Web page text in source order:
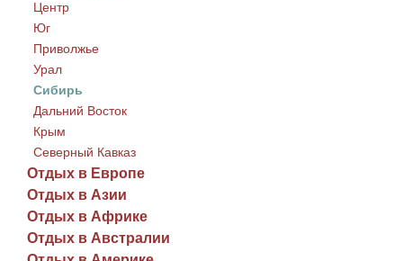
Центр
Юг
Приволжье
Урал
Сибирь
Дальний Восток
Крым
Северный Кавказ
Отдых в Европе
Отдых в Азии
Отдых в Африке
Отдых в Австралии